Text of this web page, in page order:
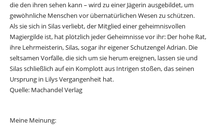
die den ihren sehen kann – wird zu einer Jägerin ausgebildet, um
gewöhnliche Menschen vor übernatürlichen Wesen zu schützen.
Als sie sich in Silas verliebt, der Mitglied einer geheimnisvollen
Magiergilde ist, hat plötzlich jeder Geheimnisse vor ihr: Der hohe Rat,
ihre Lehrmeisterin, Silas, sogar ihr eigener Schutzengel Adrian. Die
seltsamen Vorfälle, die sich um sie herum ereignen, lassen sie und
Silas schließlich auf ein Komplott aus Intrigen stoßen, das seinen
Ursprung in Lilys Vergangenheit hat.
Quelle: Machandel Verlag
Meine Meinung: